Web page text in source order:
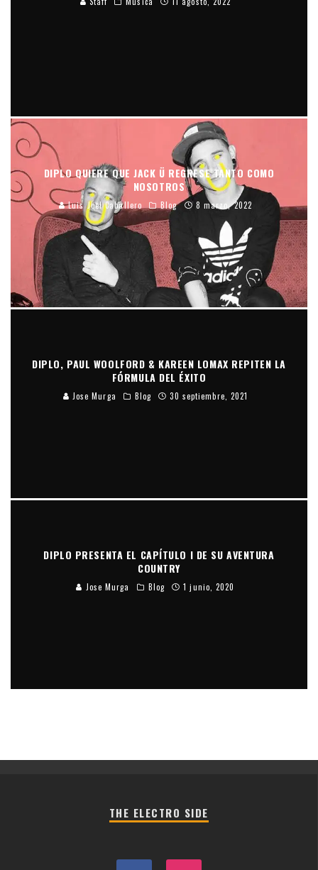
DIPLO QUIERE QUE JACK Ü REGRESE TANTO COMO
NOSOTROS
Luis Joel Caballero Blog 8 marzo, 2022
DIPLO, PAUL WOOLFORD & KAREEN LOMAX REPITEN LA
FÓRMULA DEL ÉXITO
Jose Murga Blog 30 septiembre, 2021
DIPLO PRESENTA EL CAPÍTULO I DE SU AVENTURA
COUNTRY
Jose Murga Blog 1 junio, 2020
THE ELECTRO SIDE